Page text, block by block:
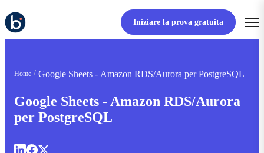
Iniziare la prova gratuita
Home Google Sheets - Amazon RDS/Aurora per PostgreSQL
Google Sheets - Amazon RDS/Aurora
per PostgreSQL